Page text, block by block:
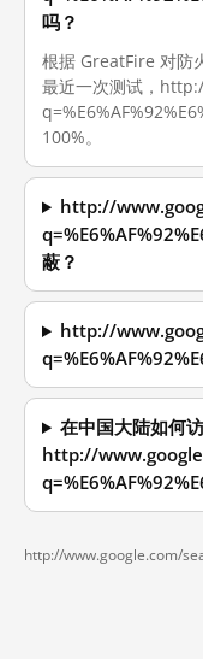
吗？
根据 GreatFire 对防
最近一次测试，
100%。
http://
蔽？
http://
在中国大陆如何
http://
http://www.google.com/